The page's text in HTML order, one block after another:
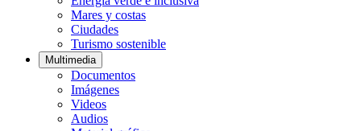
Mares y costas
Ciudades
Turismo sostenible
Multimedia
Documentos
Imágenes
Videos
Audios